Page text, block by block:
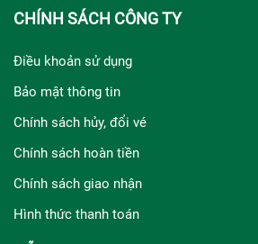
CHÍNH SÁCH CÔNG TY
Điều khoản sử dụng
Bảo mật thông tin
Chính sách hủy, đổi vé
Chính sách hoàn tiền
Chính sách giao nhận
Hình thức thanh toán